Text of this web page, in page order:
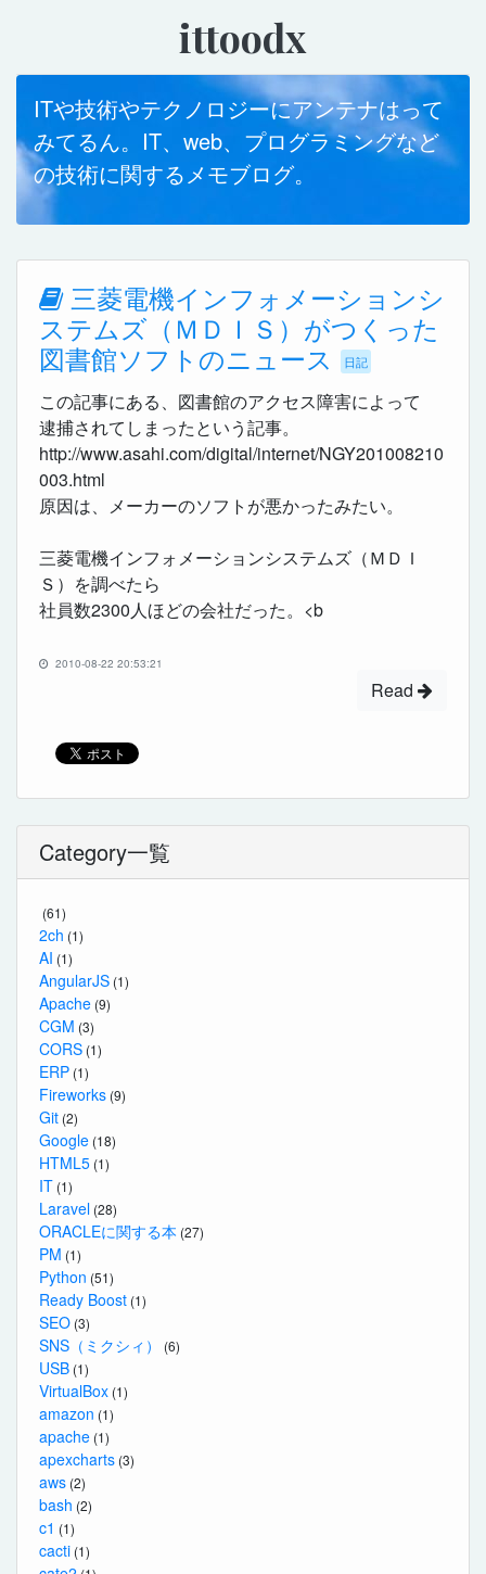
ittoodx
ITや技術やテクノロジーにアンテナはって
みてるん。IT、web、プログラミングなど
の技術に関するメモブログ。
三菱電機インフォメーションシ
ステムズ（ＭＤＩＳ）がつくった
図書館ソフトのニュース
日記
この記事にある、図書館のアクセス障害によって
逮捕されてしまったという記事。
http://www.asahi.com/digital/internet/NGY201008210
003.html
原因は、メーカーのソフトが悪かったみたい。
三菱電機インフォメーションシステムズ（ＭＤＩ
Ｓ）を調べたら
社員数2300人ほどの会社だった。<b
2010-08-22 20:53:21
Read
Category一覧
(61)
2ch (1)
AI (1)
AngularJS (1)
Apache (9)
CGM (3)
CORS (1)
ERP (1)
Fireworks (9)
Git (2)
Google (18)
HTML5 (1)
IT (1)
Laravel (28)
ORACLEに関する本 (27)
PM (1)
Python (51)
Ready Boost (1)
SEO (3)
SNS（ミクシィ） (6)
USB (1)
VirtualBox (1)
amazon (1)
apache (1)
apexcharts (3)
aws (2)
bash (2)
c1 (1)
cacti (1)